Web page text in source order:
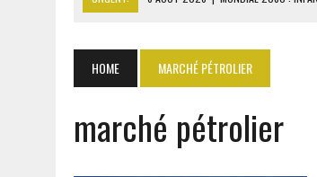
CÔTE D’IVOIRE-UE : 1 074 LIGNES
6 AOÛT 2026 | LA BANQUE MONDIALE ACCORDE
6 AOÛT 2026
CAN FÉMININE : LA CÔTE D’IVOIRE
HOME MARCHÉ PÉTROLIER
marché pétrolier